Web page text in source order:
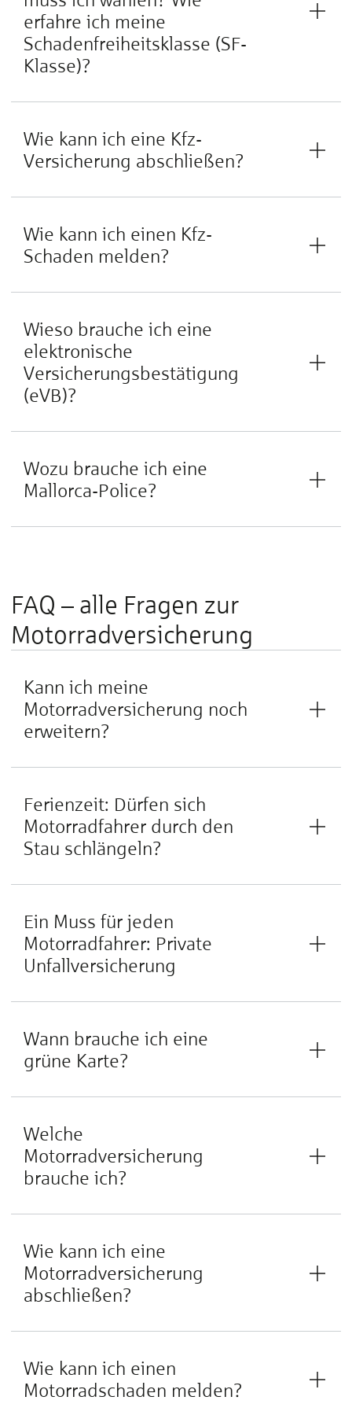
erfahre ich meine
Schadenfreiheitsklasse (SF-
Klasse)?
Wie kann ich eine Kfz-
Versicherung abschließen?
Wie kann ich einen Kfz-
Schaden melden?
Wieso brauche ich eine
elektronische
Versicherungsbestätigung
(eVB)?
Wozu brauche ich eine
Mallorca-Police?
FAQ – alle Fragen zur
Motorradversicherung
Kann ich meine
Motorradversicherung noch
erweitern?
Ferienzeit: Dürfen sich
Motorradfahrer durch den
Stau schlängeln?
Ein Muss für jeden
Motorradfahrer: Private
Unfallversicherung
Wann brauche ich eine
grüne Karte?
Welche
Motorradversicherung
brauche ich?
Wie kann ich eine
Motorradversicherung
abschließen?
Wie kann ich einen
Motorradschaden melden?